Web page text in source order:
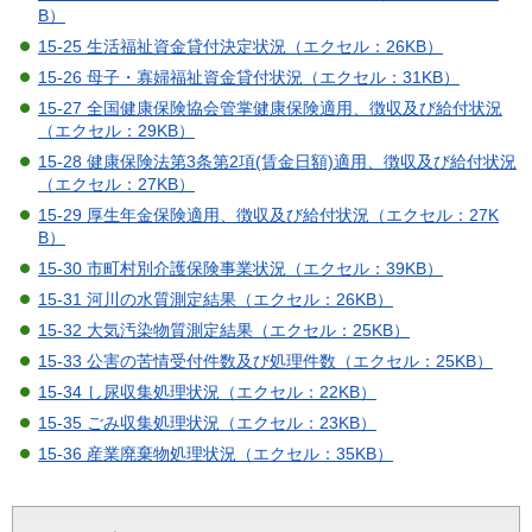
B）
15-25 生活福祉資金貸付決定状況（エクセル：26KB）
15-26 母子・寡婦福祉資金貸付状況（エクセル：31KB）
15-27 全国健康保険協会管掌健康保険適用、徴収及び給付状況
（エクセル：29KB）
15-28 健康保険法第3条第2項(賃金日額)適用、徴収及び給付状況
（エクセル：27KB）
15-29 厚生年金保険適用、徴収及び給付状況（エクセル：27K
B）
15-30 市町村別介護保険事業状況（エクセル：39KB）
15-31 河川の水質測定結果（エクセル：26KB）
15-32 大気汚染物質測定結果（エクセル：25KB）
15-33 公害の苦情受付件数及び処理件数（エクセル：25KB）
15-34 し尿収集処理状況（エクセル：22KB）
15-35 ごみ収集処理状況（エクセル：23KB）
15-36 産業廃棄物処理状況（エクセル：35KB）